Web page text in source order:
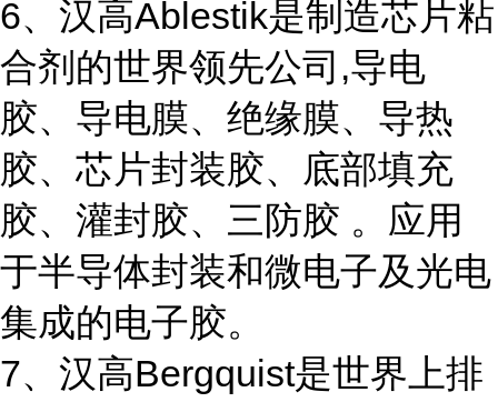
6、汉高Ablestik是制造芯片粘
合剂的世界领先公司,导电
胶、导电膜、绝缘膜、导热
胶、芯片封装胶、底部填充
胶、灌封胶、三防胶 。应用
于半导体封装和微电子及光电
集成的电子胶。
7、汉高Bergquist是世界上排